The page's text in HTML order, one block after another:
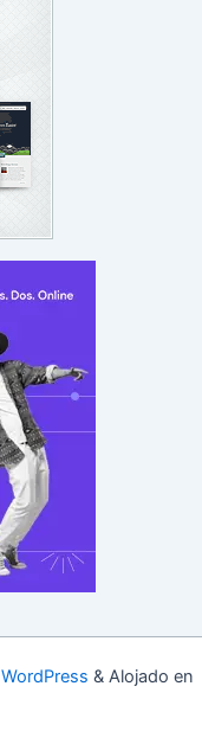
WordPress & Alojado en